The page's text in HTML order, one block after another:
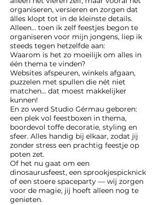
organiseren, versieren en zorgen dat
álles klopt tot in de kleinste details.
Alleen... toen ik zelf feestjes begon te
organiseren voor mijn jongens, liep ik
steeds tegen hetzelfde aan:
Waarom is het zo moeilijk om alles in
één thema te vinden?
Websites afspeuren, winkels afgaan,
puzzelen met spullen die nét niet
matchen… dat moest makkelijker
kunnen!
En zo werd Studio Gérmau geboren:
een plek vol feestboxen in thema,
boordevol toffe decoratie, styling en
sfeer. Alles handig bij elkaar, zodat jij
zonder stress een prachtig feestje op
poten zet.
Of het nu gaat om een
dinosaurusfeest, een sprookjespicknick
of een stoere spaceparty — wij zorgen
voor de magie, jij hoeft alleen nog te
genieten.